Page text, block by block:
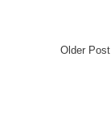
Older Post